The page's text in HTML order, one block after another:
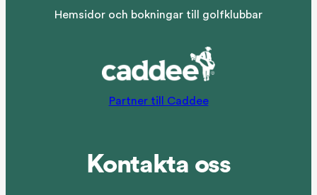
Hemsidor och bokningar till golfklubbar
Partner till Caddee
Kontakta oss